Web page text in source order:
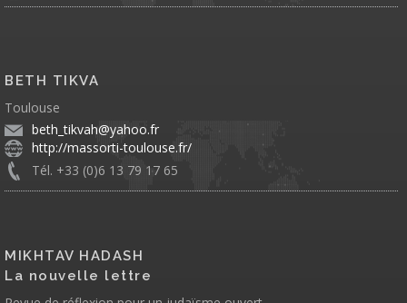
BETH TIKVA
Toulouse
beth_tikvah@yahoo.fr
http://massorti-toulouse.fr/
Tél. +33 (0)6 13 79 17 65
MIKHTAV HADASH
La nouvelle lettre